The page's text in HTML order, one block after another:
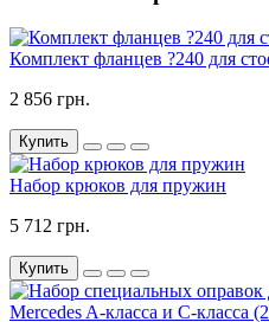
Комплект фланцев ?240 для
2 856 грн.
Купить
Набор крюков для пружин
5 712 грн.
Купить